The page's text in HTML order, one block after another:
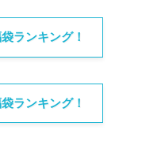
ランキング！
ランキング！